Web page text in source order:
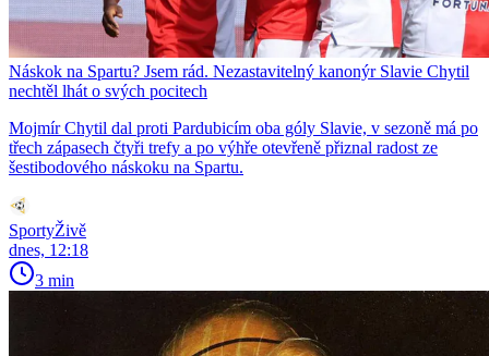
Náskok na Spartu? Jsem rád. Nezastavitelný kanonýr Slavie Chytil
nechtěl lhát o svých pocitech
Mojmír Chytil dal proti Pardubicím oba góly Slavie, v sezoně má po
třech zápasech čtyři trefy a po výhře otevřeně přiznal radost ze
šestibodového náskoku na Spartu.
SportyŽivě
dnes, 12:18
3 min